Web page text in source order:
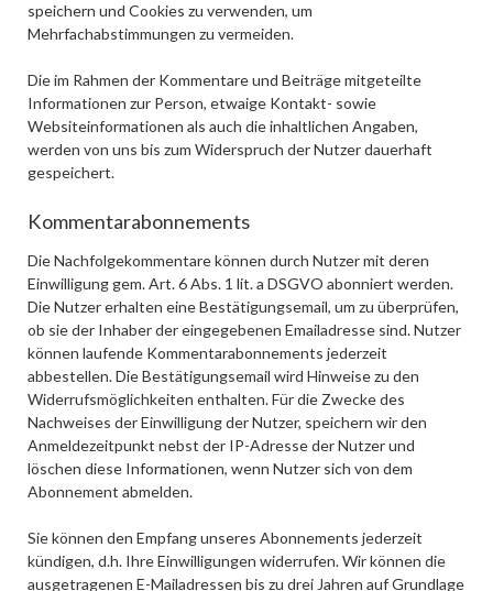
speichern und Cookies zu verwenden, um
Mehrfachabstimmungen zu vermeiden.
Die im Rahmen der Kommentare und Beiträge mitgeteilte
Informationen zur Person, etwaige Kontakt- sowie
Websiteinformationen als auch die inhaltlichen Angaben,
werden von uns bis zum Widerspruch der Nutzer dauerhaft
gespeichert.
Kommentarabonnements
Die Nachfolgekommentare können durch Nutzer mit deren
Einwilligung gem. Art. 6 Abs. 1 lit. a DSGVO abonniert werden.
Die Nutzer erhalten eine Bestätigungsemail, um zu überprüfen,
ob sie der Inhaber der eingegebenen Emailadresse sind. Nutzer
können laufende Kommentarabonnements jederzeit
abbestellen. Die Bestätigungsemail wird Hinweise zu den
Widerrufsmöglichkeiten enthalten. Für die Zwecke des
Nachweises der Einwilligung der Nutzer, speichern wir den
Anmeldezeitpunkt nebst der IP-Adresse der Nutzer und
löschen diese Informationen, wenn Nutzer sich von dem
Abonnement abmelden.
Sie können den Empfang unseres Abonnements jederzeit
kündigen, d.h. Ihre Einwilligungen widerrufen. Wir können die
ausgetragenen E-Mailadressen bis zu drei Jahren auf Grundlage